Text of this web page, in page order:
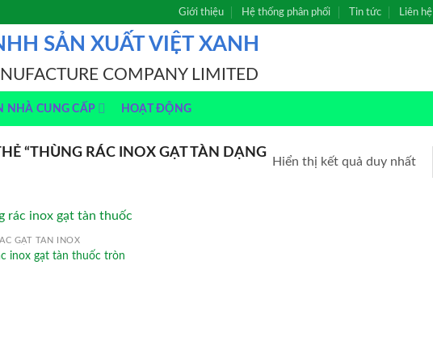
Giới thiệu Hệ thống phân phối Tin tức Liên hệ
SẢN XUẤT VIỆT XANH
COMPANY LIMITED
NHÀ CUNG CẤP HOẠT ĐỘNG
“THÙNG RÁC INOX GẠT TÀN DẠNG
Hiển thị kết quả duy nhất
GẠT TÀN INOX
inox gạt tàn thuốc tròn